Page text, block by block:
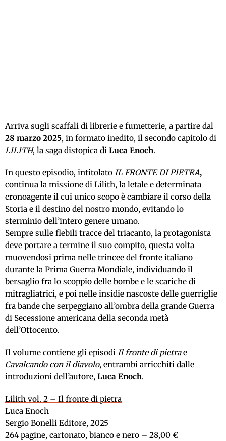
Arriva sugli scaffali di librerie e fumetterie, a partire dal
28 marzo 2025, in formato inedito, il secondo capitolo di
LILITH, la saga distopica di Luca Enoch.
In questo episodio, intitolato IL FRONTE DI PIETRA,
continua la missione di Lilith, la letale e determinata
cronoagente il cui unico scopo è cambiare il corso della
Storia e il destino del nostro mondo, evitando lo
sterminio dell’intero genere umano.
Sempre sulle flebili tracce del triacanto, la protagonista
deve portare a termine il suo compito, questa volta
muovendosi prima nelle trincee del fronte italiano
durante la Prima Guerra Mondiale, individuando il
bersaglio fra lo scoppio delle bombe e le scariche di
mitragliatrici, e poi nelle insidie nascoste delle guerriglie
fra bande che serpeggiano all’ombra della grande Guerra
di Secessione americana della seconda metà
dell’Ottocento.
Il volume contiene gli episodi Il fronte di pietrae
Cavalcando con il diavolo, entrambi arricchiti dalle
introduzioni dell’autore, Luca Enoch.
Lilith vol. 2 – Il fronte di pietra
Luca Enoch
Sergio Bonelli Editore, 2025
264 pagine, cartonato, bianco e nero – 28,00 €